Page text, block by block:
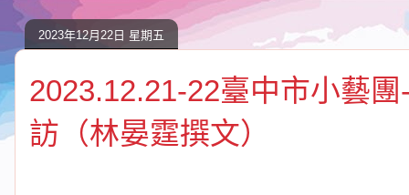
2023年12月22日 星期五
2023.12.21-22臺中市小藝
訪（林晏霆撰文）